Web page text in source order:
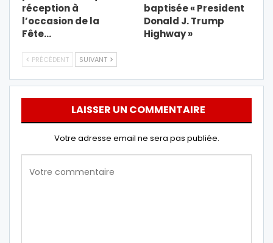
réception à
l’occasion de la
Fête…
baptisée « President
Donald J. Trump
Highway »
PRÉCÉDENT SUIVANT
LAISSER UN COMMENTAIRE
Votre adresse email ne sera pas publiée.